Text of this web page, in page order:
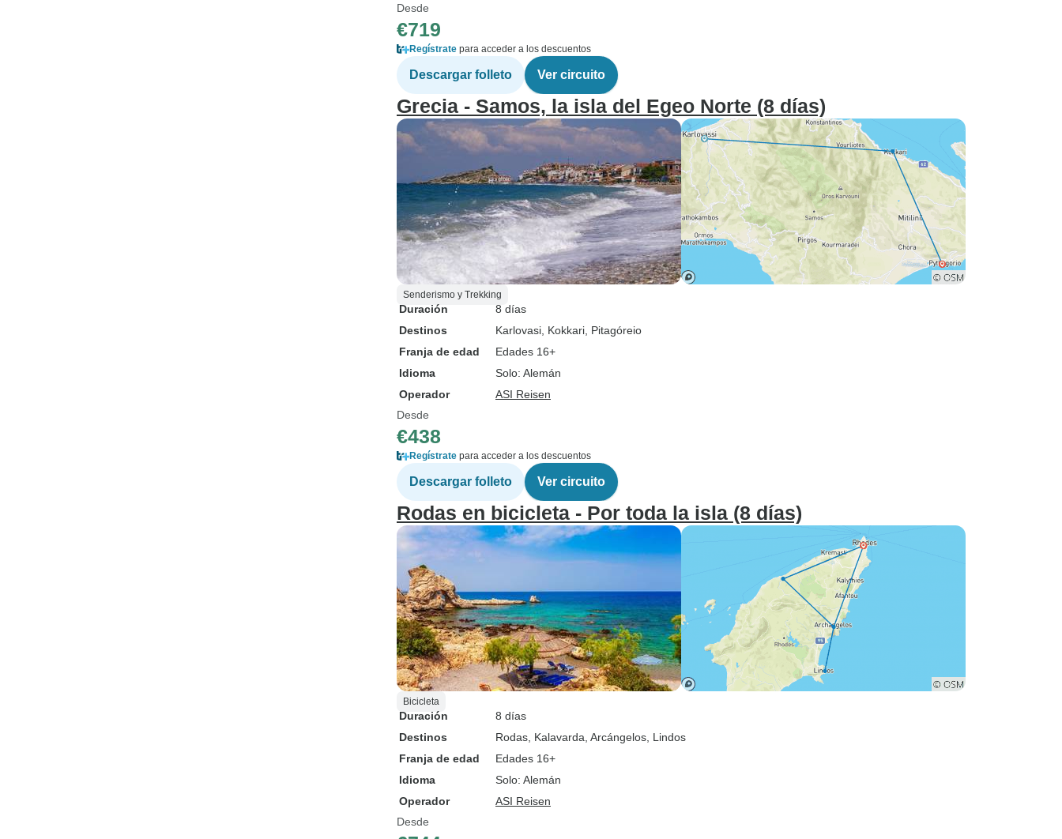
Desde
€719
Regístrate para acceder a los descuentos
Descargar folleto Ver circuito
Grecia - Samos, la isla del Egeo Norte (8 días)
Senderismo y Trekking
Duración
8 días
Destinos
Karlovasi , Kokkari , Pitagóreio
Franja de edad
Edades 16+
Idioma
Solo: Alemán
Operador
ASI Reisen
Desde
€438
Regístrate para acceder a los descuentos
Descargar folleto Ver circuito
Rodas en bicicleta - Por toda la isla (8 días)
Bicicleta
Duración
8 días
Destinos
Rodas , Kalavarda , Arcángelos , Lindos
Franja de edad
Edades 16+
Idioma
Solo: Alemán
Operador
ASI Reisen
Desde